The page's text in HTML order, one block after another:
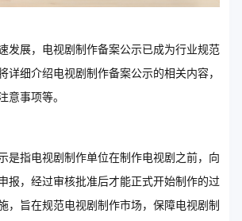
发展，电视剧制作备案公示已成为行业规范
详细介绍电视剧制作备案公示的相关内容，
意事项等。
是指电视剧制作单位在制作电视剧之前，向
报，经过审核批准后才能正式开始制作的过
，旨在规范电视剧制作市场，保障电视剧制